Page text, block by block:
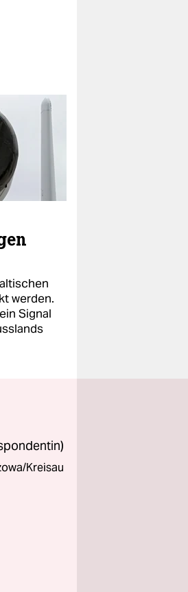
werden.
Signal
Kreisau